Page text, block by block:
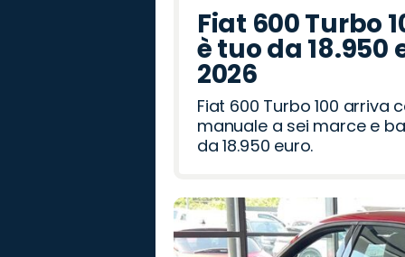
Fiat 600 Turbo
è tuo da
2026
Fiat 600 Turbo 100 arriva
manuale a sei marce e
da 18.950 euro.